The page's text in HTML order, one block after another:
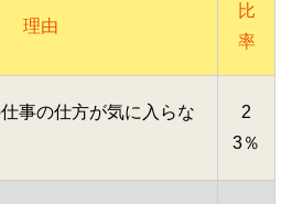
理由
比
率
仕事の仕方が気に入らな
2
3％